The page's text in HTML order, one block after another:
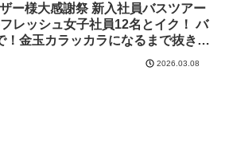
ー様大感謝祭 新入社員バスツアー
！金玉カラッカラになるまで抜きま
【sodcreate-7213】新田唯華 三戸
下くるみ 四ノ宮沙耶 島部穂乃果
2026.03.08